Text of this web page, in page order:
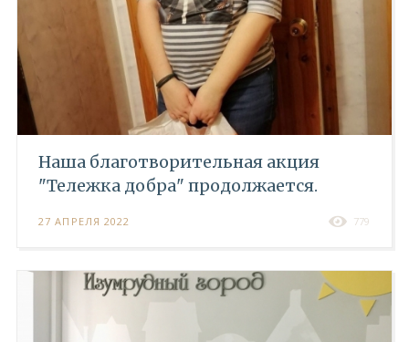
Наша благотворительная акция
"Тележка добра" продолжается.
27 АПРЕЛЯ 2022 779